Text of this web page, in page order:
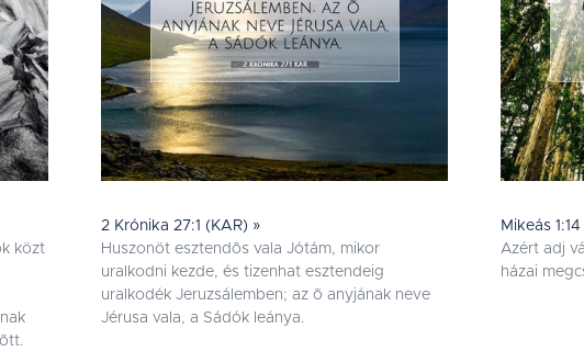
közt
2 Krónika 27:1 (KAR) »
Huszonöt esztendõs vala Jótám, mikor
uralkodni kezde, és tizenhat esztendeig
uralkodék Jeruzsálemben; az õ anyjának neve
Jérusa vala, a Sádók leánya.
Mikeás
Azért adj
házai